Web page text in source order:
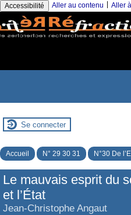
Accessibilité Aller au contenu Aller
Se connecter
Accueil N° 29 30 31 N°30 De
Le mauvais esprit du
et l’État
Jean-Christophe Angaut